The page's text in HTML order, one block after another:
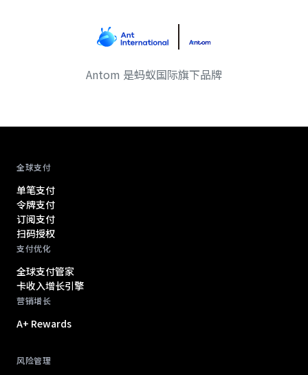
Antom 是蚂蚁国际旗下品牌
全球支付
单笔支付
令牌支付
订阅支付
扫码授权
支付优化
全球支付管家
卡收入增长引擎
营销增长
A+ Rewards
风险管理